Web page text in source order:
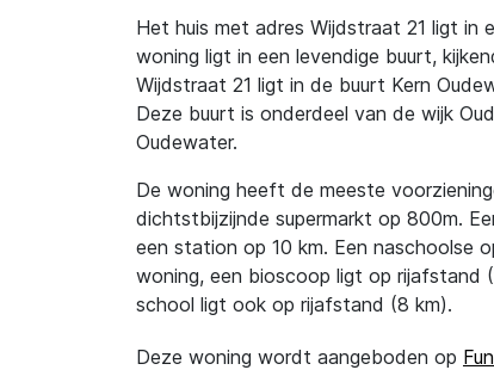
Het huis met adres Wijdstraat 21 ligt in
woning ligt in een levendige buurt,
Wijdstraat 21 ligt in de buurt Kern
Deze buurt is onderdeel van de wijk
Oudewater.
De woning heeft de meeste
dichtstbijzijnde supermarkt op 800m.
een station op 10 km. Een naschoolse
woning, een bioscoop ligt op rijafstand
school ligt ook op rijafstand (8 km).
Deze woning wordt aangeboden op